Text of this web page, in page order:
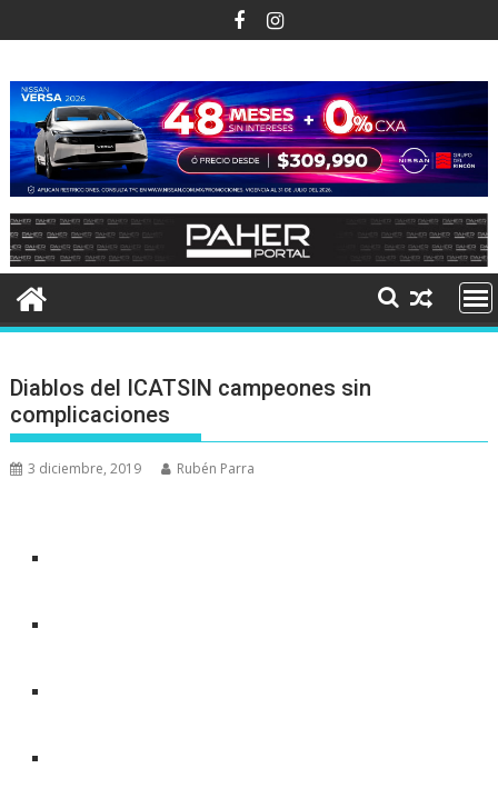
al
Diablos del ICATSIN campeones sin
complicaciones
3 diciembre, 2019 Rubén Parra